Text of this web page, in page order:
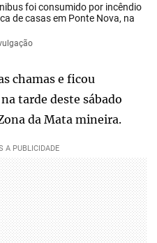
foi consumido por incêndio
de casas em Ponte Nova, na
chamas e ficou
tarde deste sábado
da Mata mineira.